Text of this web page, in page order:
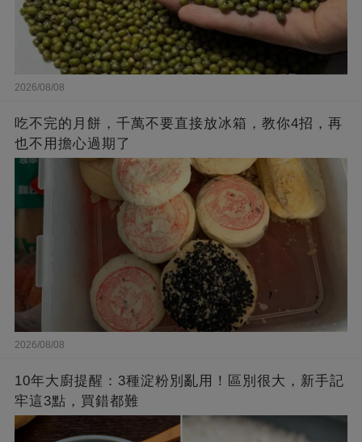
2026/08/08
吃不完的月餅，千萬不要直接放冰箱，教你4招，再
也不用擔心過期了
2026/08/08
10年大廚提醒：3種淀粉別亂用！區別很大，新手記
牢這3點，買錯都難